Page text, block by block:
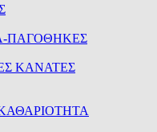
ΠΑΓΟΘΗΚΕΣ
ΚΑΝΑΤΕΣ